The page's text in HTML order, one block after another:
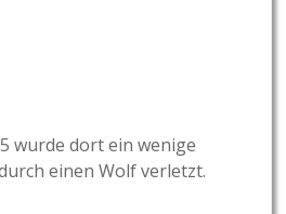
wurde dort ein wenige
einen Wolf verletzt.